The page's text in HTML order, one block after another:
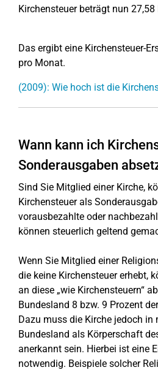
Kirchensteuer beträgt nun 27,58
Das ergibt eine Kirchensteuer-
pro Monat.
(2009): Wie hoch ist die
Wann kann ich
Sonderausgaben
Sind Sie Mitglied einer Kirche,
Kirchensteuer als
vorausbezahlte oder
können steuerlich geltend
Wenn Sie Mitglied einer
die keine Kirchensteuer erhebt,
an diese „wie Kirchensteuern“
Bundesland 8 bzw. 9 Prozent
Dazu muss die Kirche jedoch in
Bundesland als Körperschaft
anerkannt sein. Hierbei ist eine
notwendig. Beispiele solcher